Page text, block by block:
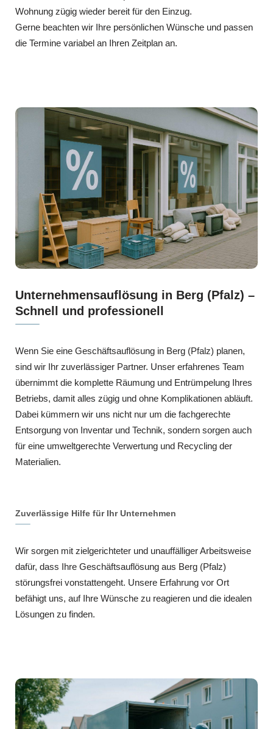
Wohnung zügig wieder bereit für den Einzug.
Gerne beachten wir Ihre persönlichen Wünsche und passen
die Termine variabel an Ihren Zeitplan an.
Unternehmensauflösung in Berg (Pfalz) –
Schnell und professionell
Wenn Sie eine Geschäftsauflösung in Berg (Pfalz) planen,
sind wir Ihr zuverlässiger Partner. Unser erfahrenes Team
übernimmt die komplette Räumung und Entrümpelung Ihres
Betriebs, damit alles zügig und ohne Komplikationen abläuft.
Dabei kümmern wir uns nicht nur um die fachgerechte
Entsorgung von Inventar und Technik, sondern sorgen auch
für eine umweltgerechte Verwertung und Recycling der
Materialien.
Zuverlässige Hilfe für Ihr Unternehmen
Wir sorgen mit zielgerichteter und unauffälliger Arbeitsweise
dafür, dass Ihre Geschäftsauflösung aus Berg (Pfalz)
störungsfrei vonstattengeht. Unsere Erfahrung vor Ort
befähigt uns, auf Ihre Wünsche zu reagieren und die idealen
Lösungen zu finden.